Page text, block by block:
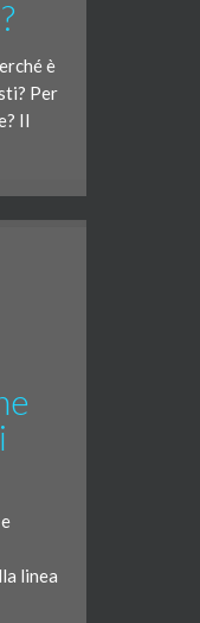
è
Per
Il
linea